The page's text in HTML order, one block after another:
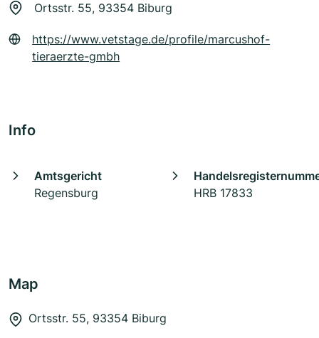
Ortsstr. 55, 93354 Biburg
https://www.vetstage.de/profile/marcushof-
tieraerzte-gmbh
Info
Amtsgericht
Regensburg
HRB 17833
Map
Ortsstr. 55, 93354 Biburg